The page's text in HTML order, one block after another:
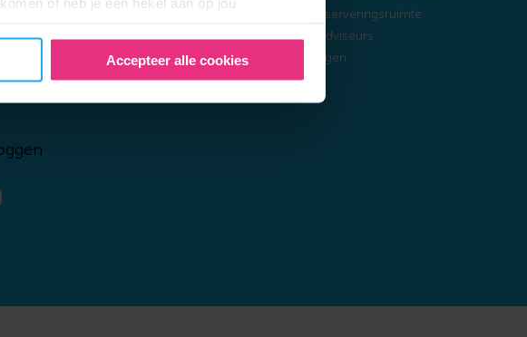
Accepteer alle cookies
zelf pensioen opbouwen
pensioen voor bedrijven
Alles over reserveringsruimte
Bright voor adviseurs
Bright opzeggen